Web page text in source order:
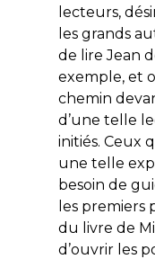
lecteurs,
les grands
de lire Jean
exemple, et
chemin
d’une telle
initiés. Ceux
une telle
besoin de
les premiers
du livre de
d’ouvrir les